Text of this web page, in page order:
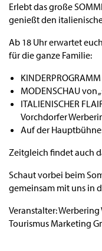
Erlebt das große
genießt den
Ab 18 Uhr erwartet
für die ganze Familie:
MODENSCHAU von
ITALIENISCHER
Vorchdorfer
Auf der Hauptbühne:
Zeitgleich findet auch
Schaut vorbei beim
gemeinsam mit uns in
Veranstalter:Werbering
Tourismus Marketing